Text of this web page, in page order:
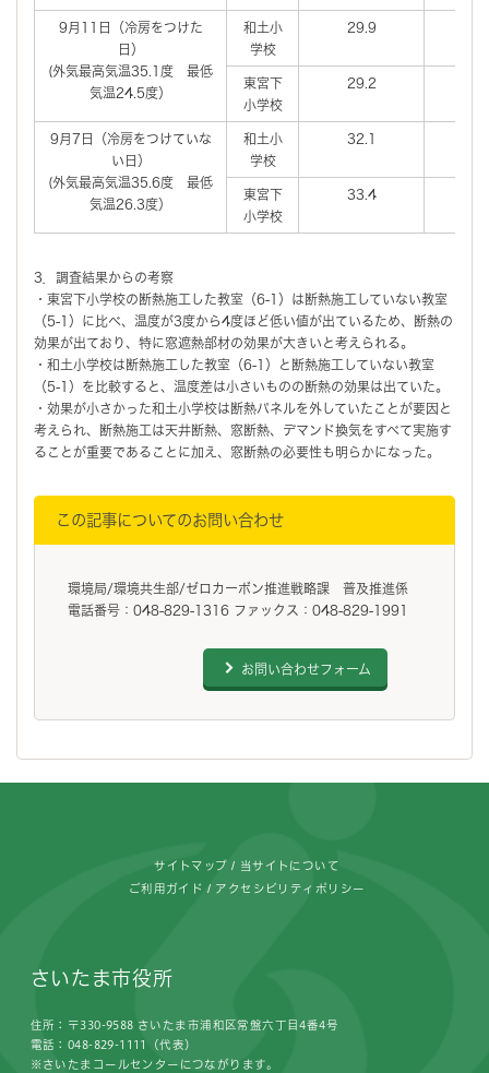
9月11日（冷房をつけた
日）
(外気最高気温35.1度 最低
気温24.5度）
和土小
学校
29.9
東宮下
小学校
29.2
9月7日（冷房をつけていな
い日）
(外気最高気温35.6度 最低
気温26.3度）
和土小
学校
32.1
東宮下
小学校
33.4
3．調査結果からの考察
・東宮下小学校の断熱施工した教室（6-1）は断熱施工していない教室
（5-1）に比べ、温度が3度から4度ほど低い値が出ているため、断熱の
効果が出ており、特に窓遮熱部材の効果が大きいと考えられる。
・和土小学校は断熱施工した教室（6-1）と断熱施工していない教室
（5-1）を比較すると、温度差は小さいものの断熱の効果は出ていた。
・効果が小さかった和土小学校は断熱パネルを外していたことが要因と
考えられ、断熱施工は天井断熱、窓断熱、デマンド換気をすべて実施す
ることが重要であることに加え、窓断熱の必要性も明らかになった。
この記事についてのお問い合わせ
環境局/環境共生部/ゼロカーボン推進戦略課 普及推進係
電話番号：048-829-1316 ファックス：048-829-1991
お問い合わせフォーム
サイトマップ 当サイトについて
ご利用ガイド アクセシビリティポリシー
さいたま市役所
住所：〒330-9588 さいたま市浦和区常盤六丁目4番4号
電話：048-829-1111（代表）
※さいたまコールセンターにつながります。